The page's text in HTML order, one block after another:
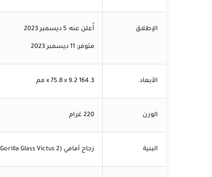
الإطلاق أُعلن عنه: 5 ديسمبر 2023
متوفر: 11 ديسمبر 2023
الأبعاد 164.3 x 75.8 x 9.2 مم
الوزن 220 غرام
البنية زجاج أمامي (Gorilla Glass Victus 2)، زجاج خلفي، إطار من الألمنيوم